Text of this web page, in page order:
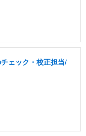
ェック・校正担当/